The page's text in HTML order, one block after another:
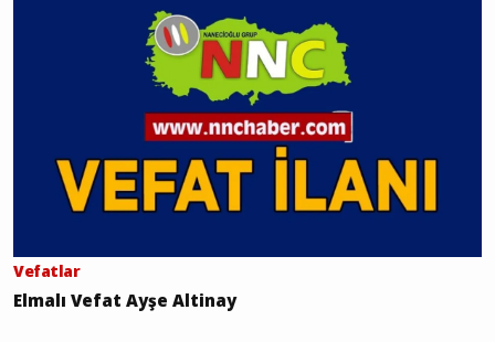
Vefatlar
Elmalı Vefat Ayşe Altinay